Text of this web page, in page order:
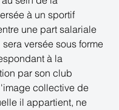
à un sportif
une part salariale
versée sous forme
à la
par son club
collective de
il appartient, ne